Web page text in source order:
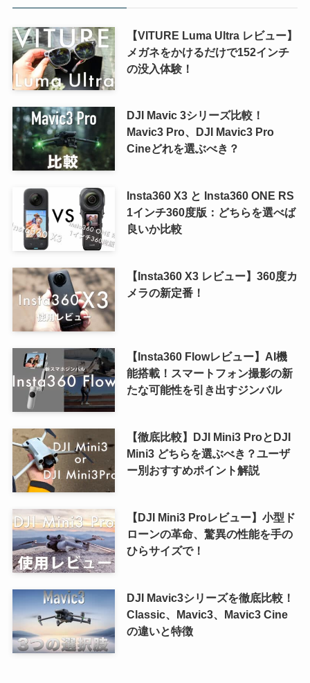
【VITURE Luma Ultra レビュー】
メガネをかけるだけで152インチ
の没入体験！
DJI Mavic 3シリーズ比較！
Mavic3 Pro、DJI Mavic3 Pro
Cineどれを選ぶべき？
Insta360 X3 と Insta360 ONE RS
1インチ360度版：どちらを選べば
良いか比較
【Insta360 X3 レビュー】360度カ
メラの新定番！
【Insta360 Flowレビュー】AI機
能搭載！スマートフォン撮影の新
たな可能性を引き出すジンバル
【徹底比較】DJI Mini3 ProとDJI
Mini3 どちらを選ぶべき？ユーザ
ー別おすすめポイント解説
【DJI Mini3 Proレビュー】小型ド
ローンの革命、驚異の性能を手の
ひらサイズで！
DJI Mavic3シリーズを徹底比較！
Classic、Mavic3、Mavic3 Cine
の違いと特徴